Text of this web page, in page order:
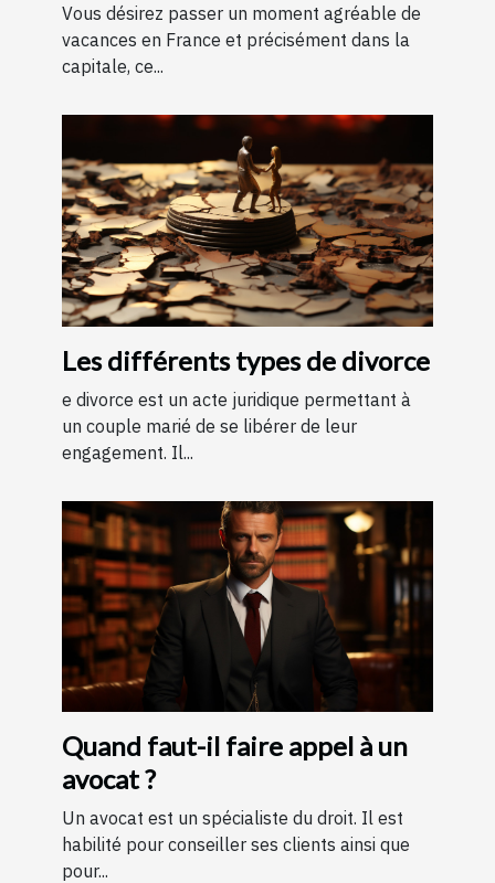
Vous désirez passer un moment agréable de
vacances en France et précisément dans la
capitale, ce...
Les différents types de divorce
e divorce est un acte juridique permettant à
un couple marié de se libérer de leur
engagement. Il...
Quand faut-il faire appel à un
avocat ?
Un avocat est un spécialiste du droit. Il est
habilité pour conseiller ses clients ainsi que
pour...